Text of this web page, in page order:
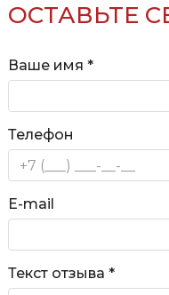
ОСТАВЬТЕ
Ваше имя *
Телефон
E-mail
Текст отзыва *